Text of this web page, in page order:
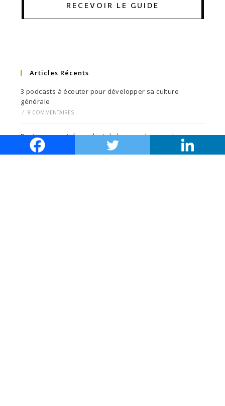
RECEVOIR LE GUIDE
Articles Récents
3 podcasts à écouter pour développer sa culture
générale
/ 8 COMMENTAIRES
Rester concentré pendant de longues heures de
révision : les meilleures techniques